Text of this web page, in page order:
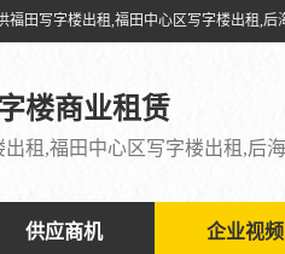
楼商业租赁
供应商机 企业视频